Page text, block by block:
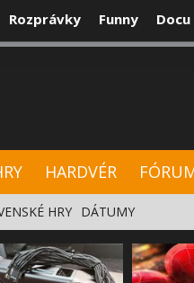
Rozprávky Funny Docu
HARDVÉR
HRY DÁTUMY